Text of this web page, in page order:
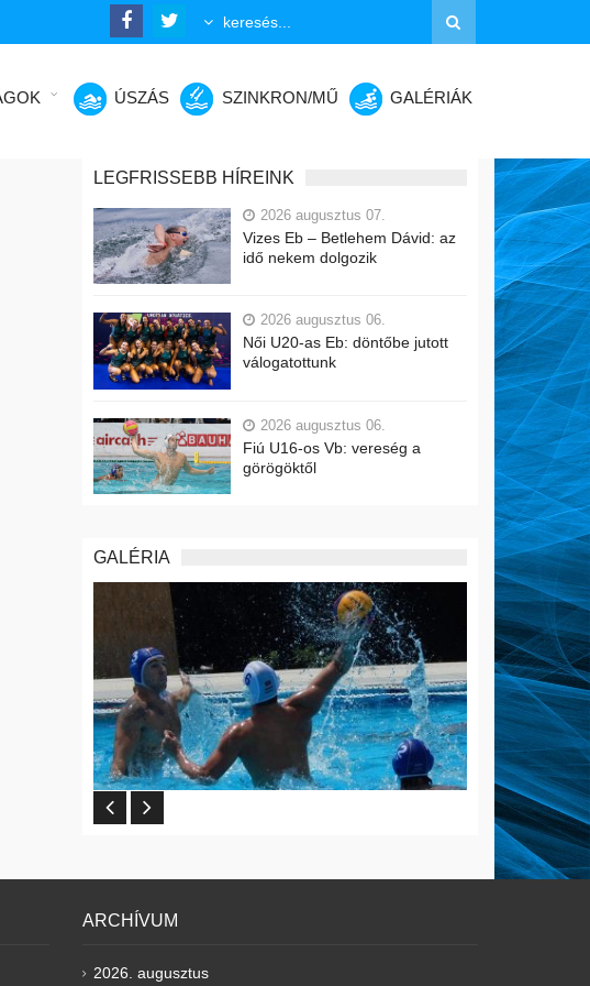
ÚSZÁS SZINKRON/MŰ GALÉRIÁK
LEGFRISSEBB HÍREINK
2026 augusztus 07.
Vizes Eb – Betlehem Dávid: az
idő nekem dolgozik
2026 augusztus 06.
Női U20-as Eb: döntőbe jutott
válogatottunk
2026 augusztus 06.
Fiú U16-os Vb: vereség a
görögöktől
GALÉRIA
ARCHÍVUM
2026. augusztus